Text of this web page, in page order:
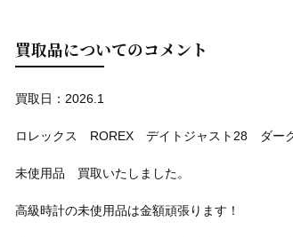
買取品についてのコメント
買取日：2026.1
ロレックス ROREX デイトジャスト28 ダー
未使用品 買取いたしました。
高級時計の未使用品は金額頑張ります！